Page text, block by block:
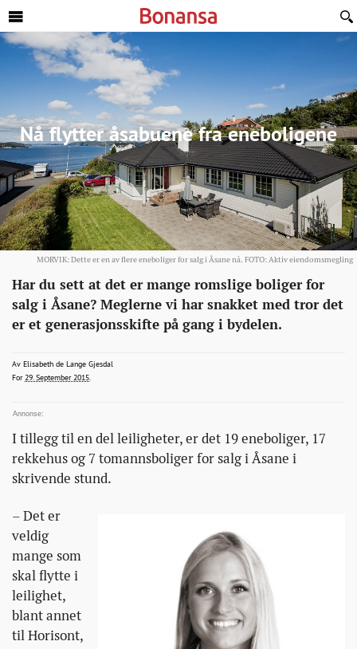
Nå flytter åsabuene fra eneboligene
MORVIK: Dette er en av flere eneboliger for salg i Åsane nå. FOTO: Aktiv eiendomsmegling
Eiendom
http://bonansa.no/artikkel/na-
flytter-
asabuene-
eneboligene/
Har du sett at det er mange romslige boliger for
salg i Åsane? Meglerne vi har snakket med tror det
er et generasjonsskifte på gang i bydelen.
Av Elisabeth de Lange Gjesdal
2015-09-29T11:37:19+00:00
2015-09-29T11:37:19+00:00
2015-09-29T11:37:45+00:00
For 29. September 2015
I tillegg til en del leiligheter, er det 19 eneboliger, 17
rekkehus og 7 tomannsboliger for salg i Åsane i
skrivende stund.
– Det er
veldig
mange som
skal flytte i
leilighet,
blant annet
til Horisont,